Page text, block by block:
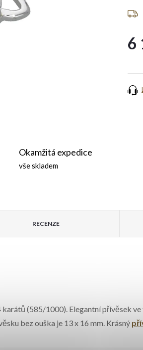
6
Okamžitá expedice
vše skladem
RECENZE
(585/1000). Elegantní přívěsek
bez ouška je 13 x 16 mm. Krásný